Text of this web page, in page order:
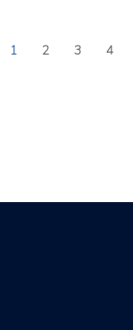
1 2 3 4